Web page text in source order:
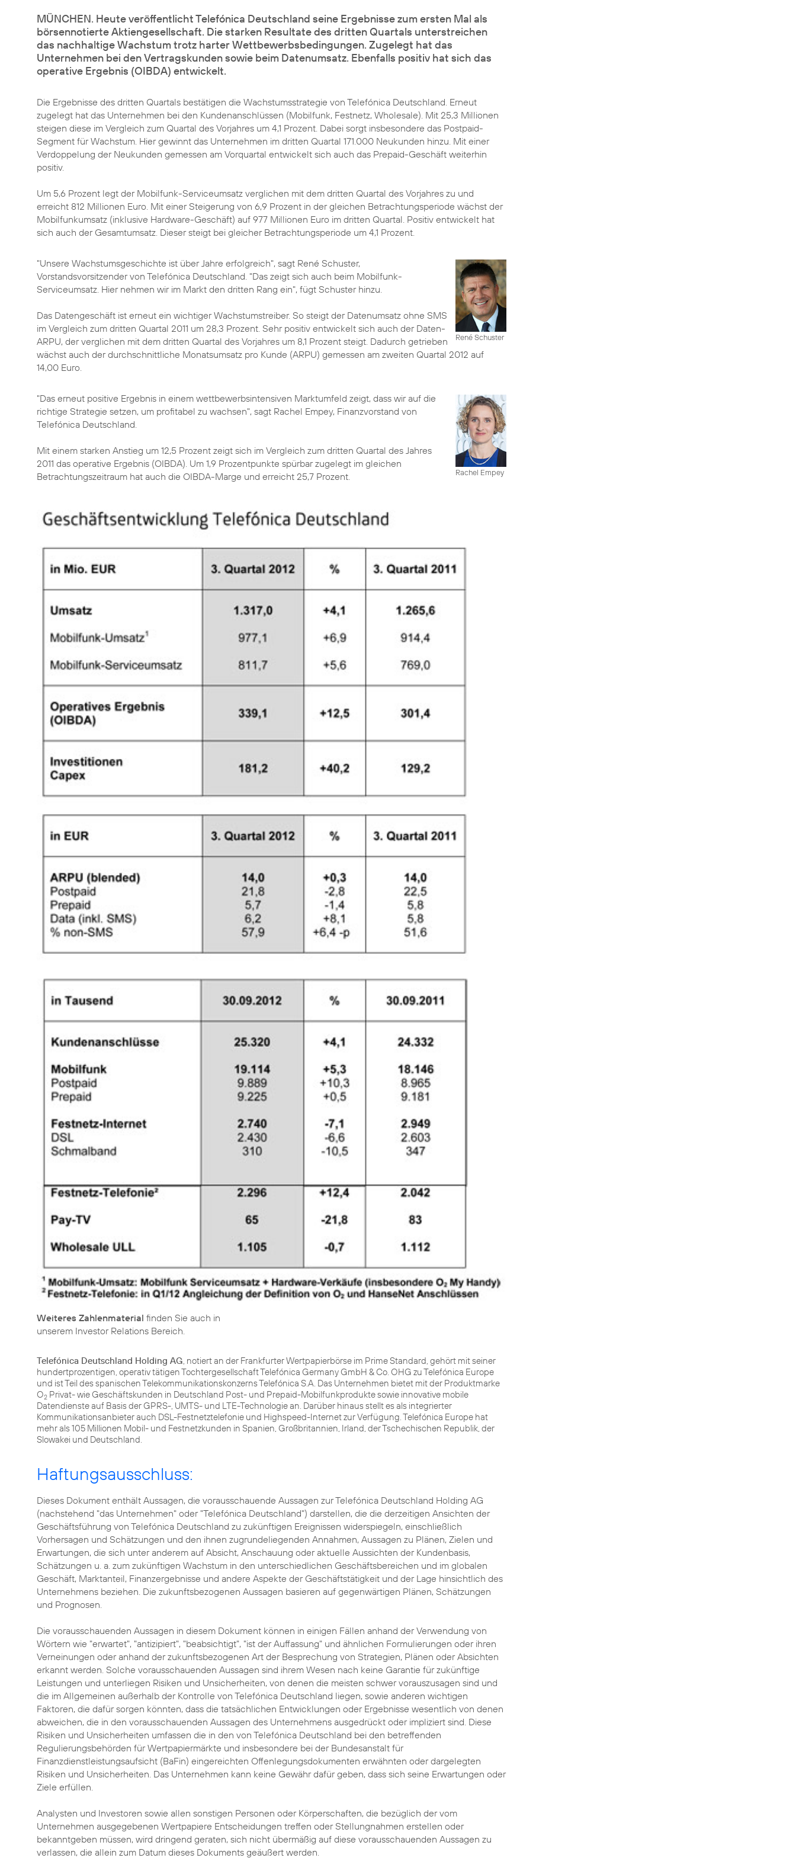
MÜNCHEN. Heute veröffentlicht Telefónica Deutschland seine Ergebnisse zum ersten Mal als
börsennotierte Aktiengesellschaft. Die starken Resultate des dritten Quartals unterstreichen
das nachhaltigeWachstum trotz harter Wettbewerbsbedingungen. Zugelegt hat das
Unternehmen bei den Vertragskunden sowie beim Datenumsatz. Ebenfalls positiv hat sich das
operative Ergebnis (OIBDA) entwickelt.
Die Ergebnisse des dritten Quartals bestätigen die Wachstumsstrategie von Telefónica Deutschland. Erneut
zugelegt hat das Unternehmen bei den Kundenanschlüssen (Mobilfunk, Festnetz, Wholesale). Mit 25,3 Millionen
steigen diese im Vergleich zum Quartal des Vorjahres um 4,1 Prozent. Dabei sorgt insbesondere das Postpaid-
Segment für Wachstum. Hier gewinnt das Unternehmen im dritten Quartal 171.000 Neukunden hinzu. Mit einer
Verdoppelung der Neukunden gemessen am Vorquartal entwickelt sich auch das Prepaid-Geschäft weiterhin
positiv.
Um 5,6 Prozent legt der Mobilfunk-Serviceumsatz verglichen mit dem dritten Quartal des Vorjahres zu und
erreicht 812 Millionen Euro. Mit einer Steigerung von 6,9 Prozent in der gleichen Betrachtungsperiode wächst der
Mobilfunkumsatz (inklusive Hardware-Geschäft) auf 977 Millionen Euro im dritten Quartal. Positiv entwickelt hat
sich auch der Gesamtumsatz. Dieser steigt bei gleicher Betrachtungsperiode um 4,1 Prozent.
René Schuster
"Unsere Wachstumsgeschichte ist über Jahre erfolgreich", sagt René Schuster,
Vorstandsvorsitzender von Telefónica Deutschland. "Das zeigt sich auch beim Mobilfunk-
Serviceumsatz. Hier nehmen wir im Markt den dritten Rang ein", fügt Schuster hinzu.
Das Datengeschäft ist erneut ein wichtiger Wachstumstreiber. So steigt der Datenumsatz ohne SMS
im Vergleich zum dritten Quartal 2011 um 28,3 Prozent. Sehr positiv entwickelt sich auch der Daten-
ARPU, der verglichen mit dem dritten Quartal des Vorjahres um 8,1 Prozent steigt. Dadurch getrieben
wächst auch der durchschnittliche Monatsumsatz pro Kunde (ARPU) gemessen am zweiten Quartal 2012 auf
14,00 Euro.
Rachel Empey
"Das erneut positive Ergebnis in einem wettbewerbsintensiven Marktumfeld zeigt, dass wir auf die
richtige Strategie setzen, um profitabel zu wachsen", sagt Rachel Empey, Finanzvorstand von
Telefónica Deutschland.
Mit einem starken Anstieg um 12,5 Prozent zeigt sich im Vergleich zum dritten Quartal des Jahres
2011 das operative Ergebnis (OIBDA). Um 1,9 Prozentpunkte spürbar zugelegt im gleichen
Betrachtungszeitraum hat auch die OIBDA-Marge und erreicht 25,7 Prozent.
Weiteres Zahlenmaterial finden Sie auch in
unserem Investor Relations Bereich
Telefónica Deutschland Holding AG , notiert an der Frankfurter Wertpapierbörse im Prime Standard, gehört mit seiner
hundertprozentigen, operativ tätigen Tochtergesellschaft Telefónica Germany GmbH & Co. OHG zu Telefónica Europe
und ist Teil des spanischen Telekommunikationskonzerns Telefónica S.A. Das Unternehmen bietet mit der Produktmarke
O2 Privat- wie Geschäftskunden in Deutschland Post- und Prepaid-Mobilfunkprodukte sowie innovative mobile
Datendienste auf Basis der GPRS-, UMTS- und LTE-Technologie an. Darüber hinaus stellt es als integrierter
Kommunikationsanbieter auch DSL-Festnetztelefonie und Highspeed-Internet zur Verfügung. Telefónica Europe hat
mehr als 105 Millionen Mobil- und Festnetzkunden in Spanien, Großbritannien, Irland, der Tschechischen Republik, der
Slowakei und Deutschland.
Haftungsausschluss:
Dieses Dokument enthält Aussagen, die vorausschauende Aussagen zur Telefónica Deutschland Holding AG
(nachstehend "das Unternehmen" oder "Telefónica Deutschland") darstellen, die die derzeitigen Ansichten der
Geschäftsführung von Telefónica Deutschland zu zukünftigen Ereignissen widerspiegeln, einschließlich
Vorhersagen und Schätzungen und den ihnen zugrundeliegenden Annahmen, Aussagen zu Plänen, Zielen und
Erwartungen, die sich unter anderem auf Absicht, Anschauung oder aktuelle Aussichten der Kundenbasis,
Schätzungen u. a. zum zukünftigen Wachstum in den unterschiedlichen Geschäftsbereichen und im globalen
Geschäft, Marktanteil, Finanzergebnisse und andere Aspekte der Geschäftstätigkeit und der Lage hinsichtlich des
Unternehmens beziehen. Die zukunftsbezogenen Aussagen basieren auf gegenwärtigen Plänen, Schätzungen
und Prognosen.
Die vorausschauenden Aussagen in diesem Dokument können in einigen Fällen anhand der Verwendung von
Wörtern wie "erwartet", "antizipiert", "beabsichtigt", "ist der Auffassung" und ähnlichen Formulierungen oder ihren
Verneinungen oder anhand der zukunftsbezogenen Art der Besprechung von Strategien, Plänen oder Absichten
erkannt werden. Solche vorausschauenden Aussagen sind ihrem Wesen nach keine Garantie für zukünftige
Leistungen und unterliegen Risiken und Unsicherheiten, von denen die meisten schwer vorauszusagen sind und
die im Allgemeinen außerhalb der Kontrolle von Telefónica Deutschland liegen, sowie anderen wichtigen
Faktoren, die dafür sorgen könnten, dass die tatsächlichen Entwicklungen oder Ergebnisse wesentlich von denen
abweichen, die in den vorausschauenden Aussagen des Unternehmens ausgedrückt oder impliziert sind. Diese
Risiken und Unsicherheiten umfassen die in den von Telefónica Deutschland bei den betreffenden
Regulierungsbehörden für Wertpapiermärkte und insbesondere bei der Bundesanstalt für
Finanzdienstleistungsaufsicht (BaFin) eingereichten Offenlegungsdokumenten erwähnten oder dargelegten
Risiken und Unsicherheiten. Das Unternehmen kann keine Gewähr dafür geben, dass sich seine Erwartungen oder
Ziele erfüllen.
Analysten und Investoren sowie allen sonstigen Personen oder Körperschaften, die bezüglich der vom
Unternehmen ausgegebenen Wertpapiere Entscheidungen treffen oder Stellungnahmen erstellen oder
bekanntgeben müssen, wird dringend geraten, sich nicht übermäßig auf diese vorausschauenden Aussagen zu
verlassen, die allein zum Datum dieses Dokuments geäußert werden.